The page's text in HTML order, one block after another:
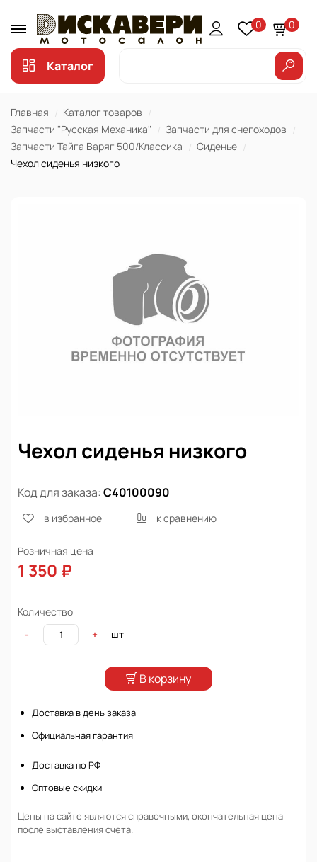
0 0
Каталог
Главная
Каталог товаров
Запчасти "Русская Механика"
Запчасти для снегоходов
Запчасти Тайга Варяг 500/Классика
Сиденье
Чехол сиденья низкого
Чехол сиденья низкого
Код для заказа: С40100090
в избранное к сравнению
Розничная цена
1 350 ₽
Количество
-
+ шт
В корзину
Доставка в день заказа
Официальная гарантия
Доставка по РФ
Оптовые скидки
Цены на сайте являются справочными, окончательная цена
после выставления счета.